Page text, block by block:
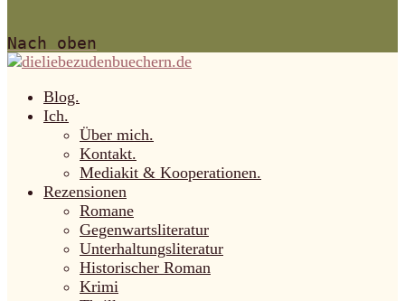
Nach oben
Blog.
Ich.
Über mich.
Kontakt.
Mediakit & Kooperationen.
Rezensionen
Romane
Gegenwartsliteratur
Unterhaltungsliteratur
Historischer Roman
Krimi